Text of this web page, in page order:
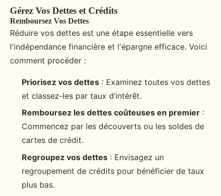
Gérez Vos Dettes et Crédits
Remboursez Vos Dettes
Réduire vos dettes est une étape essentielle vers
l'indépendance financière et l'épargne efficace. Voici
comment procéder :
Priorisez vos dettes : Examinez toutes vos dettes
et classez-les par taux d’intérêt.
Remboursez les dettes coûteuses en premier :
Commencez par les découverts ou les soldes de
cartes de crédit.
Regroupez vos dettes : Envisagez un
regroupement de crédits pour bénéficier de taux
plus bas.